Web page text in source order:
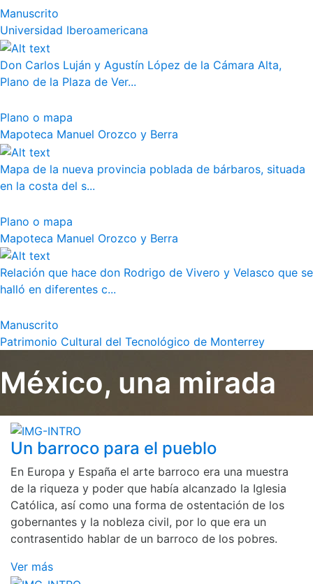
Manuscrito
Universidad Iberoamericana
Don Carlos Luján y Agustín López de la Cámara Alta,
Plano de la Plaza de Ver...
Plano o mapa
Mapoteca Manuel Orozco y Berra
Mapa de la nueva provincia poblada de bárbaros, situada
en la costa del s...
Plano o mapa
Mapoteca Manuel Orozco y Berra
Relación que hace don Rodrigo de Vivero y Velasco que se
halló en diferentes c...
Manuscrito
Patrimonio Cultural del Tecnológico de Monterrey
México, una mirada
Un barroco para el pueblo
En Europa y España el arte barroco era una muestra
de la riqueza y poder que había alcanzado la Iglesia
Católica, así como una forma de ostentación de los
gobernantes y la nobleza civil, por lo que era un
contrasentido hablar de un barroco de los pobres.
Ver más